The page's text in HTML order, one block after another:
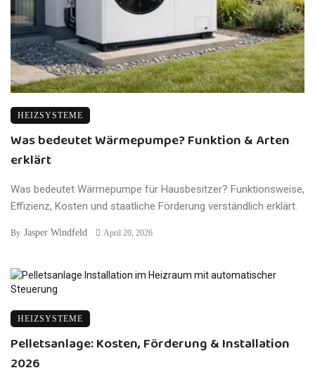
HEIZSYSTEME
Was bedeutet Wärmepumpe? Funktion & Arten
erklärt
Was bedeutet Wärmepumpe für Hausbesitzer? Funktionsweise,
Effizienz, Kosten und staatliche Förderung verständlich erklärt.
By Jasper Windfeld April 20, 2026
HEIZSYSTEME
Pelletsanlage: Kosten, Förderung & Installation
2026